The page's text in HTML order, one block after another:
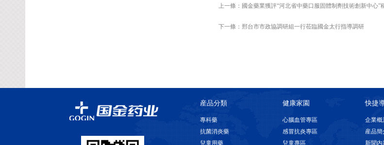
上一條： 國金藥業獲評“河北省中藥口服固體制劑技術創新中心”
下一條： 邢台市市政協調研組一行莅臨國金太行指導調研
産品分類
專科藥
抗菌消炎藥
兒童用藥
健康家園
心腦血管專區
感冒抗炎專區
兒童專區
快捷
企業概
産品簡
新聞内